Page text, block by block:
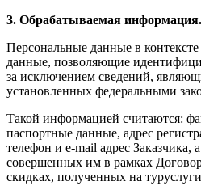
3. Обрабатываемая информация.
Персональные данные в
данные, позволяющие
за исключением сведений,
установленных федеральными
Такой информацией считаются:
паспортные данные, адрес
телефон и e-mail адрес Заказчика,
совершенных им в рамках
скидках, полученных на